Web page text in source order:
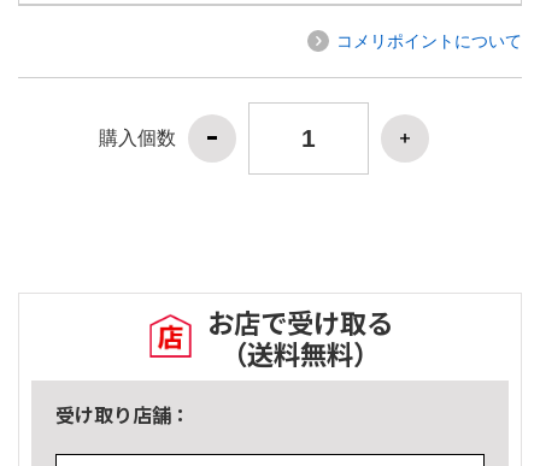
コメリポイントについて
購入個数
お店で受け取る
（送料無料）
受け取り店舗：